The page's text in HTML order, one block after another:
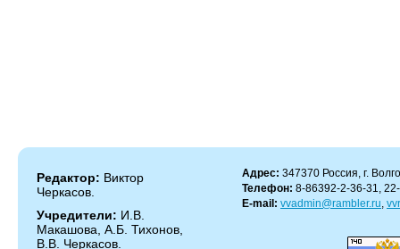
Редактор: Виктор
Черкасов.
Учредители: И.В.
Макашова, А.Б. Тихонов,
В.В. Черкасов.
Адрес: 347370 Россия, г.
Телефон: 8-86392-2-36-31,
E-mail: vvadmin@rambler.ru,